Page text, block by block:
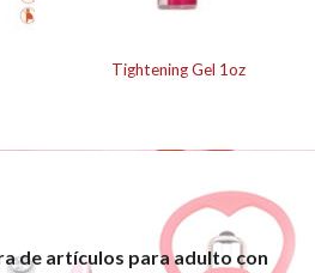
Tightening Gel 1oz
de artículos para adulto con